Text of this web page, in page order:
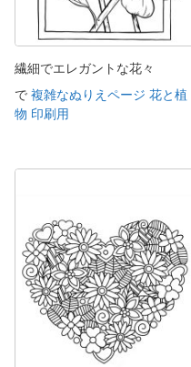
繊細でエレガントな花々
で 複雑なぬりえページ 花と植
物 印刷用